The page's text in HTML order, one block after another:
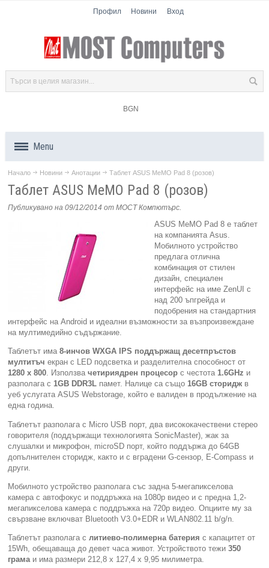
Профил Новини Вход
BGN
Menu
Продукти
Компоненти
Сървъри
Принтери
Консумативи
Аксесоари
Смартфони
Начало Новини Анотации Таблет ASUS MeMO Pad 8 (розов)
Таблет ASUS MeMO Pad 8 (розов)
Публикувано на 09/12/2014 от МОСТ Компютърс
ASUS MeMO Pad 8 е таблет
на компанията Asus.
Мобилното устройство
предлага отлична
комбинация от стилен
дизайн, специален
интерфейс на име ZenUI с
над 200 ъпгрейда и
подобрения на стандартния
интерфейс на Android и идеални възможности за възпроизвеждане
на мултимедийно съдържание.
Таблетът има8-инчовWXGA IPS поддържащ десетпръстов
мултитъч екран с LED подсветка и разделителна способност от
1280 х800. Използвачетириядрен процесорс честота1.6GHz и
разполага с1GB DDR3L памет. Налице са също16GB сторидж в
уеб услугата ASUS Webstorage, който е валиден в продължение на
една година.
Таблетът разполага с Micro USB порт, два висококачествени стерео
говорителя (поддържащи технологията SonicMaster), жак за
слушалки и микрофон, microSD порт, който поддържа до 64GB
допълнителен сторидж, както и с вградени G-сензор, E-Compass и
други.
Мобилното устройство разполага със задна 5-мегапикселова
камера с автофокус и поддръжка на 1080р видео и с предна 1,2-
мегапикселова камера с поддръжка на 720р видео. Опциите му за
свързване включват Bluetooth V3.0+EDR и WLAN802.11 b/g/n.
Таблетът разполага слитиево-полимерна батерия с капацитет от
15Wh, обещаваща до девет часа живот. Устройството тежи350
грамаи има размери 212,8 х 127,4 х 9,95 милиметра.